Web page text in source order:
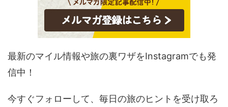
最新のマイル情報や旅の裏ワザをInstagramでも発
信中！
今すぐフォローして、毎日の旅のヒントを受け取ろ